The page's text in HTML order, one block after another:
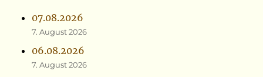
07.08.2026
7. August 2026
06.08.2026
7. August 2026